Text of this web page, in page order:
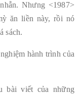
Nhưng <1987>
ăn liền này, rồi nó
sách.
hành trình của
bài viết của những